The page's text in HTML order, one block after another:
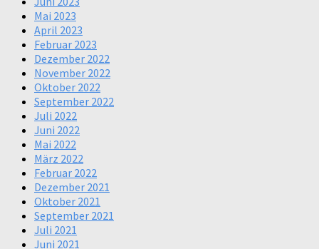
Mai 2023
April 2023
Februar 2023
Dezember 2022
November 2022
Oktober 2022
September 2022
Juli 2022
Juni 2022
Mai 2022
März 2022
Februar 2022
Dezember 2021
Oktober 2021
September 2021
Juli 2021
Juni 2021